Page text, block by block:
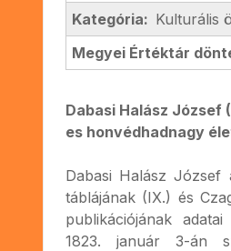
Kategória: Kulturális
Megyei Értéktár
Dabasi Halász József
es honvédhadnagy
Dabasi Halász József
táblájának (IX.) és
publikációjának
1823. január 3-án